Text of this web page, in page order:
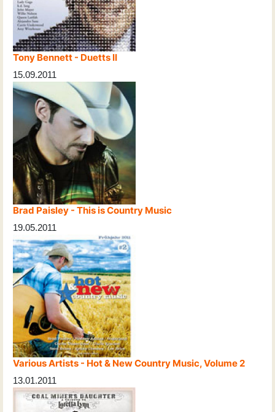
Tony Bennett - Duetts II
15.09.2011
Brad Paisley - This is Country Music
19.05.2011
Various Artists - Hot & New Country Music, Volume 2
13.01.2011